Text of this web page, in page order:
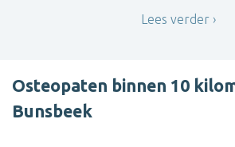
Lees verder
Osteopaten binnen 10
Bunsbeek